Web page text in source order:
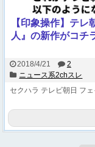
【印象操作】テ
人』の新作がコチ
2018/4/21
2
ニュース系2chスレ
セクハラ テレビ朝日 フ